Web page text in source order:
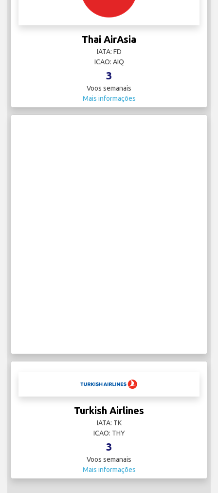
Thai AirAsia
IATA: FD
ICAO: AIQ
3
Voos semanais
Mais informações
Turkish Airlines
IATA: TK
ICAO: THY
3
Voos semanais
Mais informações